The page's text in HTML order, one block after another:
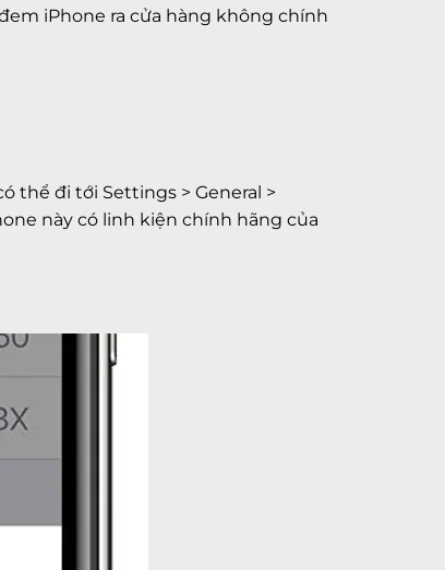
iPhone ra cửa hàng không chính
thể đi tới Settings > General >
này có linh kiện chính hãng của